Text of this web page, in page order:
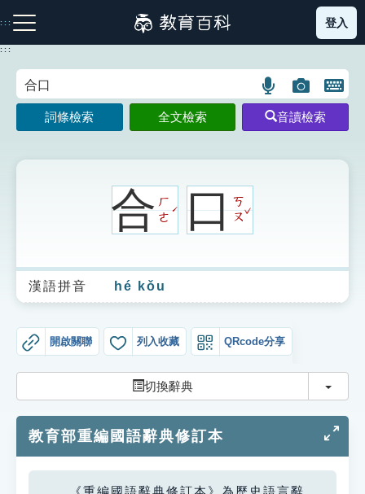
到
主
:::
注音索引圖示 筆畫索引圖示 部首索引表圖示
生字詞彙表
成語故事
索引選單
單字索引
生命大百科索引
登入
:::
語
言
搜
圖
片
搜
開
鍵
圖
詞條檢索 全文檢索 音讀檢索
合ㄏ
ㄜ
ˊ 口ㄎ
ㄡ
ˇ
漢語拼音 hé kǒu
開啟關聯 列入收藏 QRcode分享
切換辭典 切換
教育部重編國語辭典修訂本